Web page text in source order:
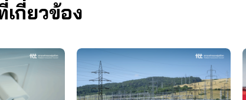
กี่ยวข้อง